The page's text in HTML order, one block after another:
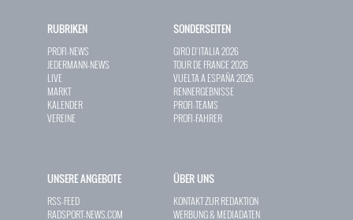
RUBRIKEN
PROFI-NEWS
JEDERMANN-NEWS
LIVE
MARKT
KALENDER
VEREINE
SONDERSEITEN
GIRO D`ITALIA 2026
TOUR DE FRANCE 2026
VUELTA A ESPAÑA 2026
RENNERGEBNISSE
PROFI-TEAMS
PROFI-FAHRER
UNSERE ANGEBOTE
RSS-FEED
RADSPORT-NEWS.COM
ÜBER UNS
KONTAKT ZUR REDAKTION
WERBUNG & MEDIADATEN